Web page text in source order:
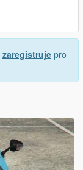
zaregistruje pro